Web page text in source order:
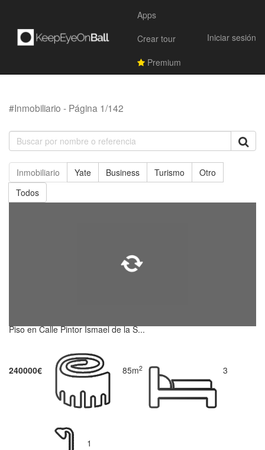
Apps
Crear tour
Premium
Iniciar sesión
#Inmobiliario - Página 1/142
Inmobiliario Yate Business Turismo
Otro
Todos
Piso en Calle Pintor Ismael de la S...
240000€ 85m2 3
1